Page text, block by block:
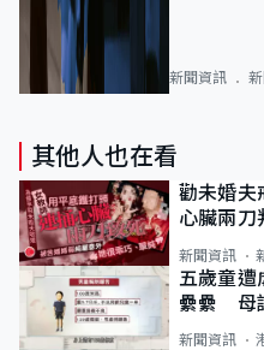
新聞資訊
其他人也在看
勸未婚
心臟兩
新聞資訊
五歲童遭
纍纍 母
類案最惡
新聞資訊